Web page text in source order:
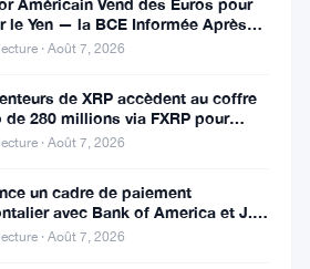
Américain Vend des Euros pour
le Yen — la BCE Informée Après
· Août 7, 2026
de XRP accèdent au coffre
de 280 millions via FXRP pour
des RLUSD
· Août 7, 2026
un cadre de paiement
avec Bank of America et J.P.
dans 25 pays
· Août 7, 2026